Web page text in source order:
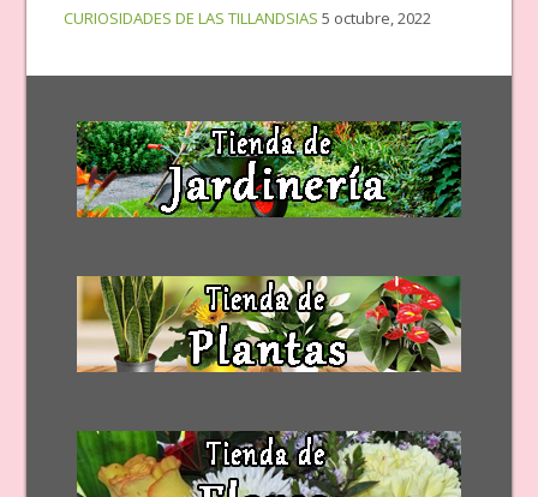
CURIOSIDADES DE LAS TILLANDSIAS 5 octubre, 2022